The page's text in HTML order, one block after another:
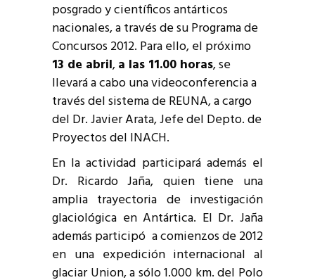
posgrado y científicos antárticos
nacionales, a través de su Programa de
Concursos 2012. Para ello, el próximo
13 de abril,a las 11.00 horas, se
llevará a cabo una videoconferencia a
través del sistema de REUNA, a cargo
del Dr. Javier Arata, Jefe del Depto. de
Proyectos del INACH.
En la actividad participará además el
Dr. Ricardo Jaña, quien tiene una
amplia trayectoria de investigación
glaciológica en Antártica. El Dr. Jaña
además participó a comienzos de 2012
en una expedición internacional al
glaciar Union, a sólo 1.000 km. del Polo